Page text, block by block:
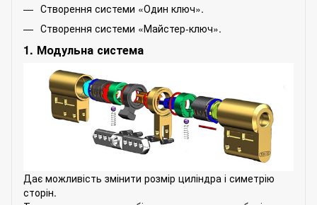
Створення системи «Один ключ».
Створення системи «Майстер-ключ».
1. Модульна система
Дає можливість змінити розмір циліндра і симетрію
сторін.